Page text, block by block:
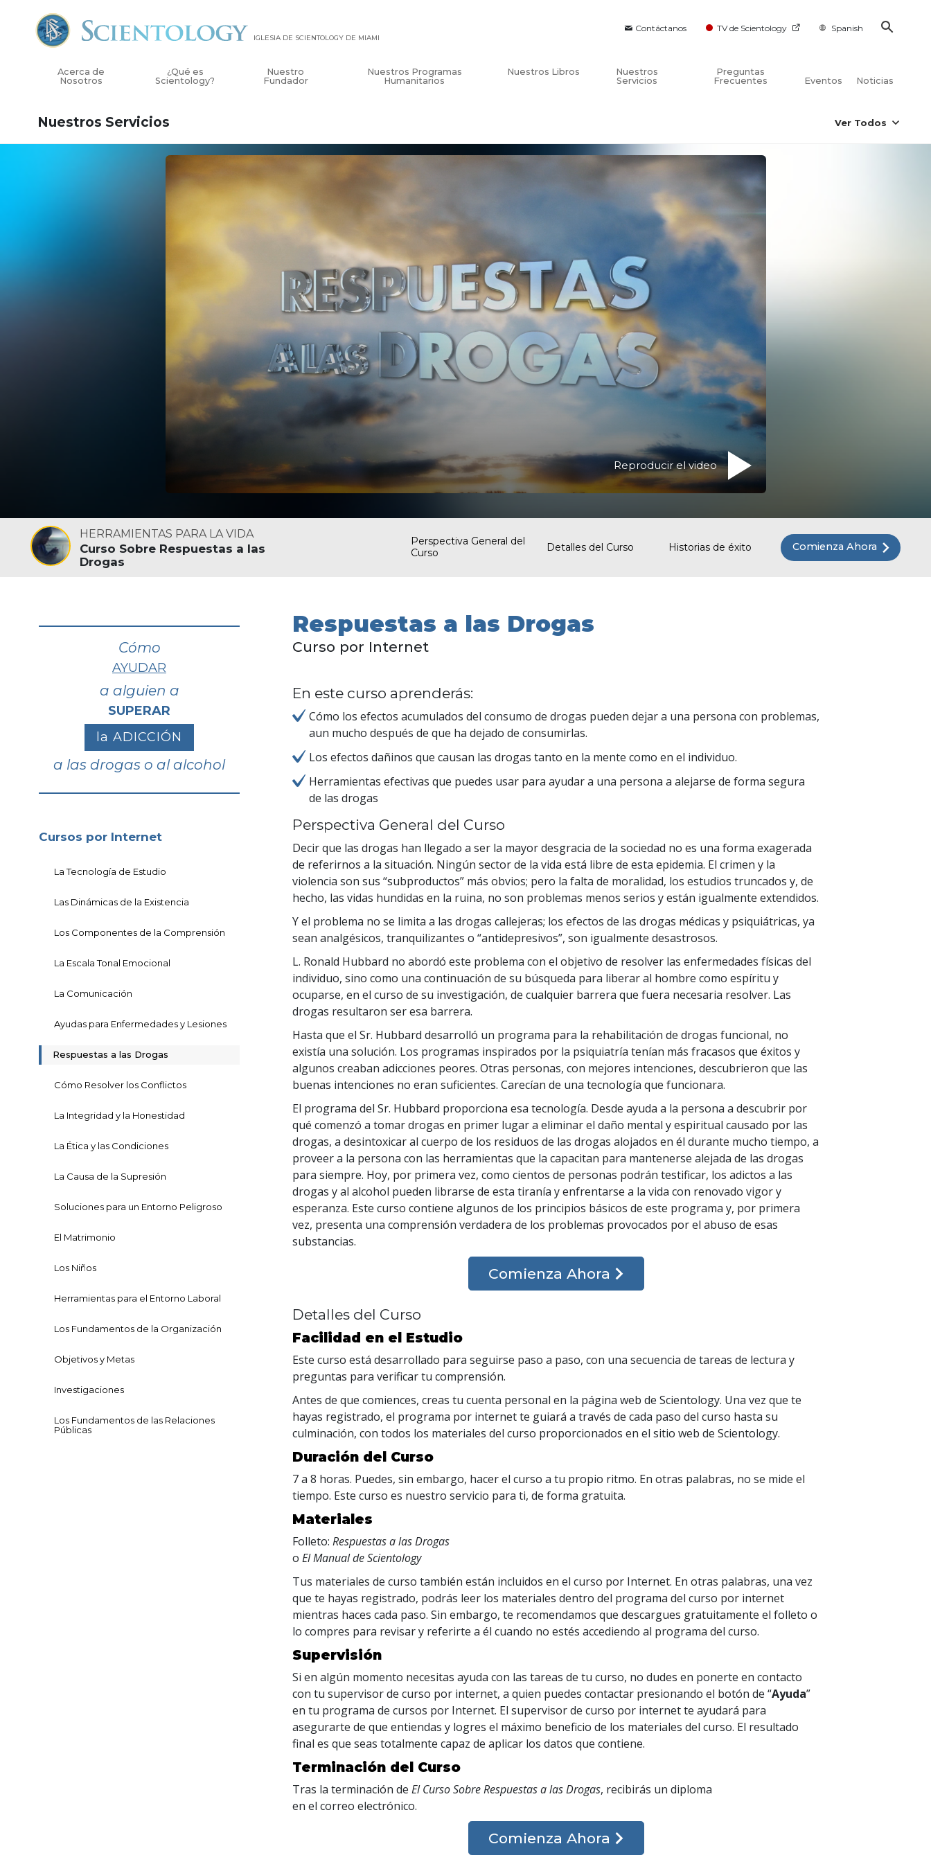
Contáctanos TV de Scientology Spanish
IGLESIA DE SCIENTOLOGY DE MIAMI
Acerca de
Nosotros
¿Qué es
Scientology?
Nuestro
Fundador
Nuestros Programas
Humanitarios
Nuestros Libros
Nuestros
Servicios
Preguntas
Frecuentes
Eventos Noticias
Nuestros Servicios Ver Todos
Reproducir el video
HERRAMIENTAS PARA LA VIDA
Curso Sobre Respuestas a las
Drogas
Perspectiva General del
Curso
Detalles del Curso Historias de éxito Comienza Ahora
Respuestas a las Drogas
Curso por Internet
En este curso aprenderás:
Cómo los efectos acumulados del consumo de drogas pueden dejar a una persona con problemas,
aun mucho después de que ha dejado de consumirlas.
Los efectos dañinos que causan las drogas tanto en la mente como en el individuo.
Herramientas efectivas que puedes usar para ayudar a una persona a alejarse de forma segura
de las drogas
Perspectiva General del Curso
Decir que las drogas han llegado a ser la mayor desgracia de la sociedad no es una forma exagerada
de referirnos a la situación. Ningún sector de la vida está libre de esta epidemia. El crimen y la
violencia son sus “subproductos” más obvios; pero la falta de moralidad, los estudios truncados y, de
hecho, las vidas hundidas en la ruina, no son problemas menos serios y están igualmente extendidos.
Y el problema no se limita a las drogas callejeras; los efectos de las drogas médicas y psiquiátricas, ya
sean analgésicos, tranquilizantes o “antidepresivos”, son igualmente desastrosos.
L. Ronald Hubbard no abordó este problema con el objetivo de resolver las enfermedades físicas del
individuo, sino como una continuación de su búsqueda para liberar al hombre como espíritu y
ocuparse, en el curso de su investigación, de cualquier barrera que fuera necesaria resolver. Las
drogas resultaron ser esa barrera.
Hasta que el Sr. Hubbard desarrolló un programa para la rehabilitación de drogas funcional, no
existía una solución. Los programas inspirados por la psiquiatría tenían más fracasos que éxitos y
algunos creaban adicciones peores. Otras personas, con mejores intenciones, descubrieron que las
buenas intenciones no eran suficientes. Carecían de una tecnología que funcionara.
El programa del Sr. Hubbard proporciona esa tecnología. Desde ayuda a la persona a descubrir por
qué comenzó a tomar drogas en primer lugar a eliminar el daño mental y espiritual causado por las
drogas, a desintoxicar al cuerpo de los residuos de las drogas alojados en él durante mucho tiempo, a
proveer a la persona con las herramientas que la capacitan para mantenerse alejada de las drogas
para siempre. Hoy, por primera vez, como cientos de personas podrán testificar, los adictos a las
drogas y al alcohol pueden librarse de esta tiranía y enfrentarse a la vida con renovado vigor y
esperanza. Este curso contiene algunos de los principios básicos de este programa y, por primera
vez, presenta una comprensión verdadera de los problemas provocados por el abuso de esas
substancias.
Comienza Ahora
Detalles del Curso
Facilidad en el Estudio
Este curso está desarrollado para seguirse paso a paso, con una secuencia de tareas de lectura y
preguntas para verificar tu comprensión.
Antes de que comiences, creas tu cuenta personal en la página web de Scientology. Una vez que te
hayas registrado, el programa por internet te guiará a través de cada paso del curso hasta su
culminación, con todos los materiales del curso proporcionados en el sitio web de Scientology.
Duración del Curso
7 a 8 horas. Puedes, sin embargo, hacer el curso a tu propio ritmo. En otras palabras, no se mide el
tiempo. Este curso es nuestro servicio para ti, de forma gratuita.
Materiales
Folleto:Respuestas a las Drogas
oEl Manual de Scientology
Tus materiales de curso también están incluidos en el curso por Internet. En otras palabras, una vez
que te hayas registrado, podrás leer los materiales dentro del programa del curso por internet
mientras haces cada paso. Sin embargo, te recomendamos que descargues gratuitamente el folleto o
lo compres para revisar y referirte a él cuando no estés accediendo al programa del curso.
Supervisión
Si en algún momento necesitas ayuda con las tareas de tu curso, no dudes en ponerte en contacto
con tu supervisor de curso por internet, a quien puedes contactar presionando el botón de “Ayuda”
en tu programa de cursos por Internet. El supervisor de curso por internet te ayudará para
asegurarte de que entiendas y logres el máximo beneficio de los materiales del curso. El resultado
final es que seas totalmente capaz de aplicar los datos que contiene.
Terminación del Curso
Tras la terminación deEl Curso Sobre Respuestas a las Drogas, recibirás un diploma
en el correo electrónico.
Comienza Ahora
Cómo
AYUDAR
a alguien a
SUPERAR
la ADICCIÓN
a las drogas o al alcohol
Cursos por Internet
La Tecnología de Estudio
Las Dinámicas de la Existencia
Los Componentes de la Comprensión
La Escala Tonal Emocional
La Comunicación
Ayudas para Enfermedades y Lesiones
Respuestas a las Drogas
Cómo Resolver los Conflictos
La Integridad y la Honestidad
La Ética y las Condiciones
La Causa de la Supresión
Soluciones para un Entorno Peligroso
El Matrimonio
Los Niños
Herramientas para el Entorno Laboral
Los Fundamentos de la Organización
Objetivos y Metas
Investigaciones
Los Fundamentos de las Relaciones
Públicas